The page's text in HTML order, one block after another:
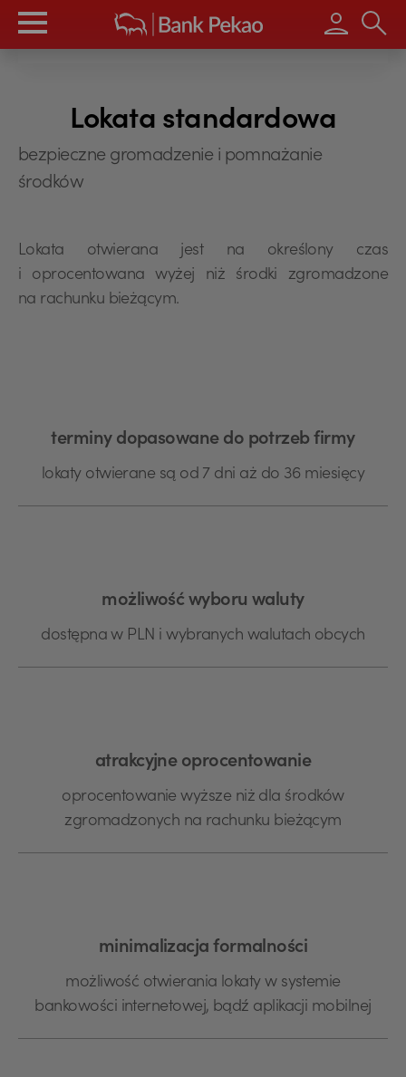
Wpisz
Lokata standardowa
bezpieczne gromadzenie i pomnażanie
środków
Lokata otwierana jest na określony czas
i oprocentowana wyżej niż środki zgromadzone
na rachunku bieżącym.
terminy dopasowane do potrzeb firmy
lokaty otwierane są od 7 dni aż do 36 miesięcy
możliwość wyboru waluty
dostępna w PLN i wybranych walutach obcych
atrakcyjne oprocentowanie
oprocentowanie wyższe niż dla środków
zgromadzonych na rachunku bieżącym
minimalizacja formalności
możliwość otwierania lokaty w systemie
bankowości internetowej, bądź aplikacji mobilnej